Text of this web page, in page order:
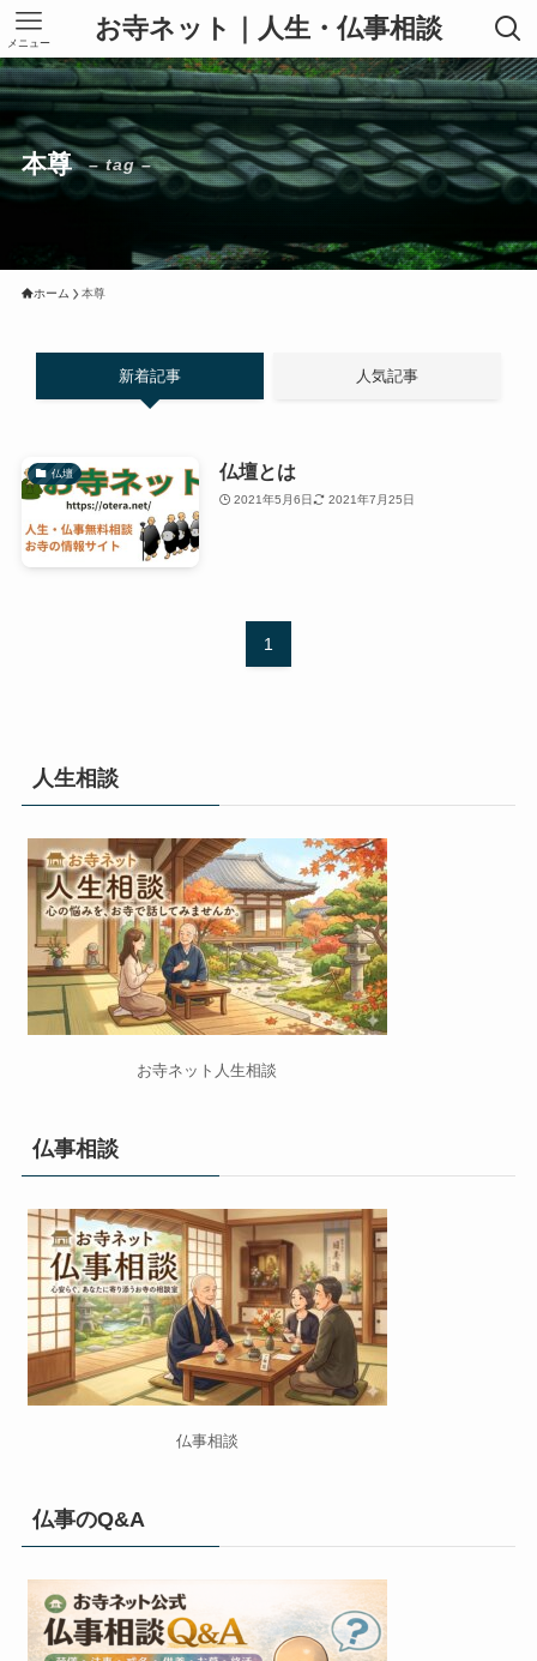
お寺ネット｜人生・仏事相談
メニュー
本尊 – tag –
ホーム 本尊
新着記事 人気記事
仏壇 仏壇とは
2021年5月6日 2021年7月25日
1
人生相談
お寺ネット人生相談
仏事相談
仏事相談
仏事のQ&A